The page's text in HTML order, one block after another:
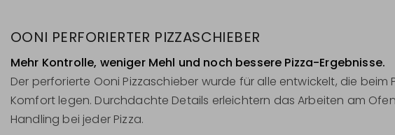
OONI PERFORIERTER PIZZASCHIEBER
Mehr Kontrolle, weniger Mehl und noch bessere Pizza-Ergebnisse.
Der perforierte Ooni Pizzaschieber wurde für alle entwickelt, die beim
Komfort legen. Durchdachte Details erleichtern das Arbeiten am
Handling bei jeder Pizza.